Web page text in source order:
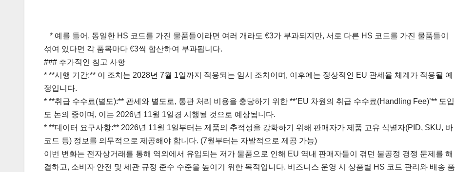
* 예를 들어, 동일한 HS 코드를 가진 물품들이라면 여러 개라도 €3가 부과되지만, 서로 다른 HS 코드를 가진 물품들이
섞여 있다면 각 품목마다 €3씩 합산하여 부과됩니다.
### 추가적인 참고 사항
* **시행 기간:** 이 조치는 2028년 7월 1일까지 적용되는 임시 조치이며, 이후에는 정상적인 EU 관세율 체계가 적용될 예
정입니다.
* **취급 수수료(별도):** 관세와 별도로, 통관 처리 비용을 충당하기 위한 **’EU 차원의 취급 수수료(Handling Fee)’** 도입
도 논의 중이며, 이는 2026년 11월 1일경 시행될 것으로 예상됩니다.
* **데이터 요구사항:** 2026년 11월 1일부터는 제품의 추적성을 강화하기 위해 판매자가 제품 고유 식별자(PID, SKU, 바
코드 등) 정보를 의무적으로 제공해야 합니다. (7월부터는 자발적으로 제공 가능)
이번 변화는 전자상거래를 통해 역외에서 유입되는 저가 물품으로 인해 EU 역내 판매자들이 겪던 불공정 경쟁 문제를 해
결하고, 소비자 안전 및 세관 규정 준수 수준을 높이기 위한 목적입니다. 비즈니스 운영 시 상품별 HS 코드 관리와 배송 품